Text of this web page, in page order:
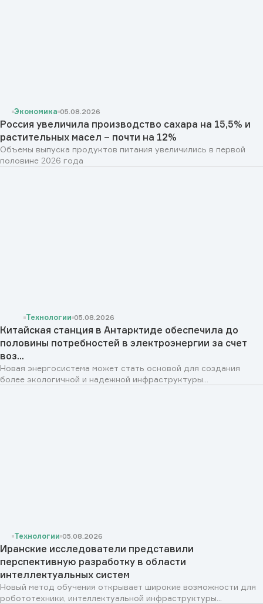
Экономика 05.08.2026
Россия увеличила производство сахара на 15,5% и
растительных масел – почти на 12%
Объемы выпуска продуктов питания увеличились в первой
половине 2026 года
Технологии 05.08.2026
Китайская станция в Антарктиде обеспечила до
половины потребностей в электроэнергии за счет
воз...
Новая энергосистема может стать основой для создания
более экологичной и надежной инфраструктуры...
Технологии 05.08.2026
Иранские исследователи представили
перспективную разработку в области
интеллектуальных систем
Новый метод обучения открывает широкие возможности для
робототехники, интеллектуальной инфраструктуры...